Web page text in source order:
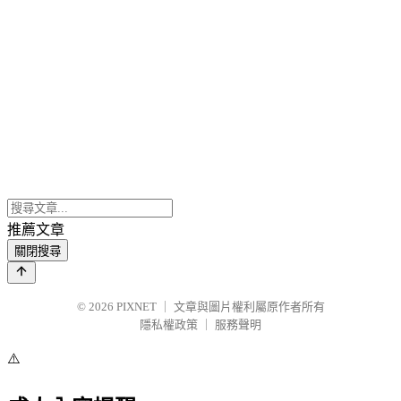
推薦文章
關閉搜尋
© 2026 PIXNET
文章與圖片權利屬原作者所有
隱私權政策
服務聲明
⚠️